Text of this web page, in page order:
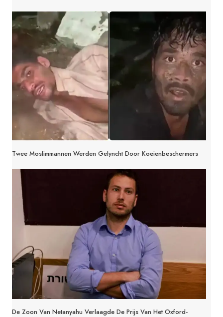
Twee Moslimmannen Werden Gelyncht Door Koeienbeschermers
De Zoon Van Netanyahu Verlaagde De Prijs Van Het Oxford-